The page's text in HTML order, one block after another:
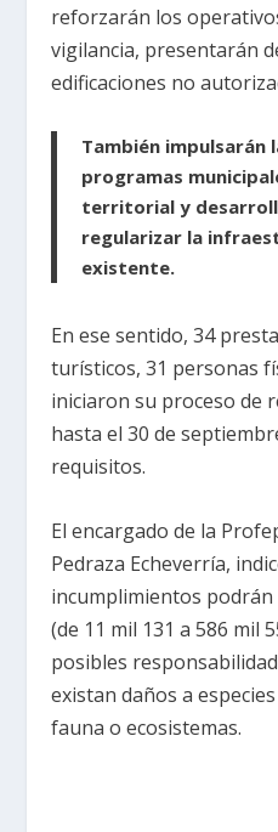
reforzarán los
vigilancia, presentarán
edificaciones no
También impulsarán
programas
territorial y
regularizar la
existente.
En ese sentido, 34
turísticos, 31 personas
iniciaron su proceso de
hasta el 30 de
requisitos.
El encargado de la
Pedraza Echeverría,
incumplimientos podrán
(de 11 mil 131 a 586 mil
posibles
existan daños a
fauna o ecosistemas.